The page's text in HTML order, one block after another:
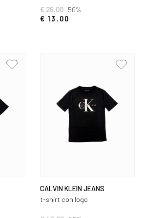
€ 26.00-50%
€ 13.00
CALVIN KLEIN JEANS
t-shirt con logo